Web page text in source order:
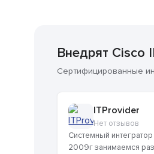
Внедрят Cisco
Сертифицированные
ITProvider
Нет отзывов
Системный
2009г занимаемся